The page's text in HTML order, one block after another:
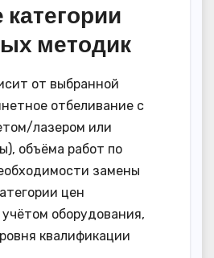
методик
от выбранной
отбеливание с
лазером или
объёма работ по
замены
цен
оборудования,
квалификации